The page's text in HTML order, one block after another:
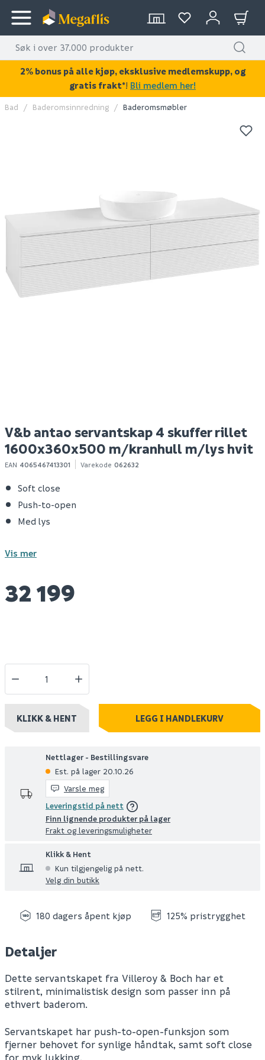
KAN DISSE VÆRE AV INTERESSE?
Hyper bokhylle eik
struktur
Nilfisk buddy ii 12 tørr-
og våtsuger
Bad Baderomsinnredning Baderomsmøbler
V&b antao servantskap 4 skuffer rillet
1600x360x500 m/kranhull m/lys hvit
EAN 4065467413301 Varekode 062632
Soft close
Push-to-open
Med lys
Vis mer
32 199
KLIKK & HENT LEGG I HANDLEKURV
Nettlager - Bestillingsvare
Est. på lager 20.10.26
Varsle meg
Leveringstid på nett
Finn lignende produkter på lager
Frakt og leveringsmuligheter
Klikk & Hent
Kun tilgjengelig på nett.
Velg din butikk
180 dagers åpent kjøp 125% pristrygghet
Detaljer
Dette servantskapet fra Villeroy & Boch har et
stilrent, minimalistisk design som passer inn på
ethvert baderom.
Servantskapet har push-to-open-funksjon som
fjerner behovet for synlige håndtak, samt soft close
for myk lukking.
2% bonus på alle kjøp, eksklusive medlemskupp, og
gratis frakt*! Bli medlem her!